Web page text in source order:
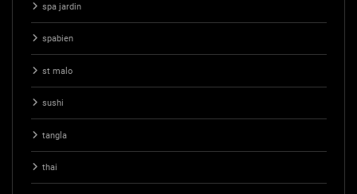
spa jardin
spabien
st malo
sushi
tangla
thai